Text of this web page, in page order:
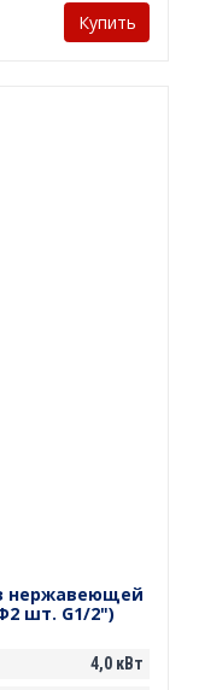
Купить
нержавеющей
шт. G1/2")
4,0 кВт